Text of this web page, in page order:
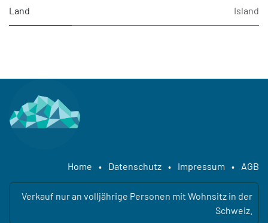
Land Island
Home • Datenschutz • Impressum • AGB
Verkauf nur an volljährige Personen mit Wohnsitz in der
Schweiz.